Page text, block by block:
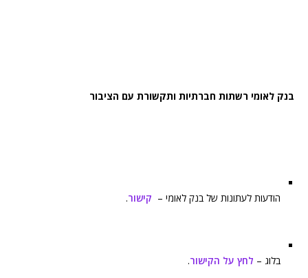
בנק לאומי רשתות חברתיות ותקשורת עם הציבור
הודעות לעתונות של בנק לאומי – קישור.
בלוג – לחץ על הקישור.